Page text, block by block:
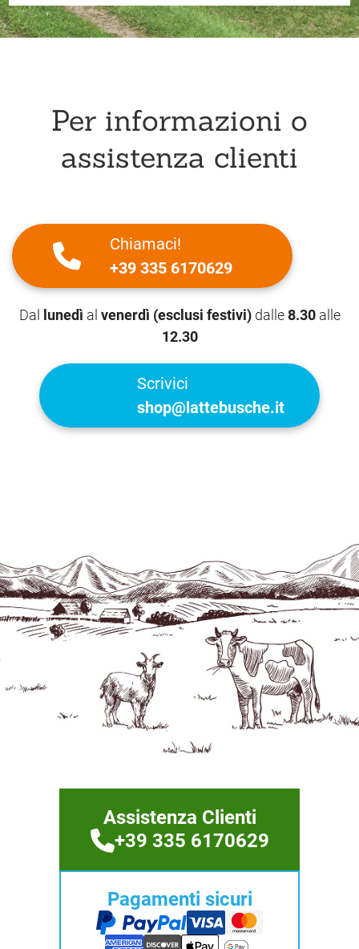
Per informazioni o
assistenza clienti
Chiamaci!
+39 335 6170629
Dal lunedì al venerdì (esclusi festivi) dalle8.30alle
12.30
Scrivici
shop@lattebusche.it
Assistenza Clienti
+39 335 6170629
Pagamenti sicuri